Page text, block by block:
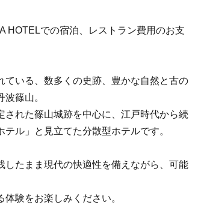
HOTELでの宿泊、レストラン費用のお支
ている、数多くの史跡、豊かな自然と古の
篠山。
された篠山城跡を中心に、江戸時代から続
テル」と見立てた分散型ホテルです。
したまま現代の快適性を備えながら、可能
験をお楽しみください。